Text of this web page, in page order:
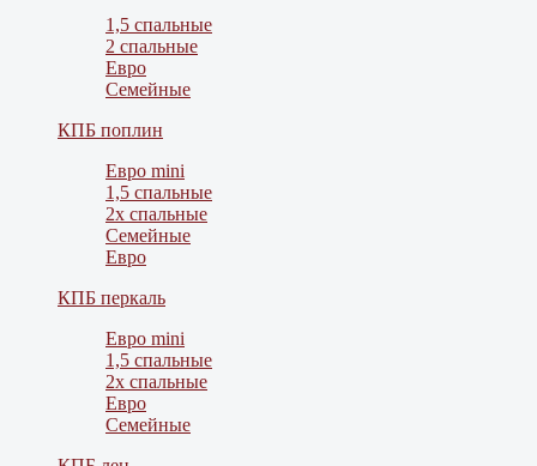
1,5 спальные
2 спальные
Евро
Семейные
КПБ поплин
Евро mini
1,5 спальные
2х спальные
Семейные
Евро
КПБ перкаль
Евро mini
1,5 спальные
2х спальные
Евро
Семейные